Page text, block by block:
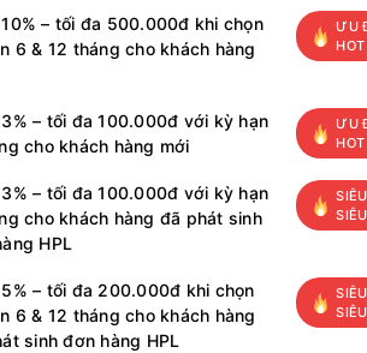
10% – tối đa 500.000đ khi chọn
6 & 12 tháng cho khách hàng
ƯU
HOT
3% – tối đa 100.000đ với kỳ hạn
cho khách hàng mới
ƯU
HOT
3% – tối đa 100.000đ với kỳ hạn
cho khách hàng đã phát sinh
HPL
5% – tối đa 200.000đ khi chọn
6 & 12 tháng cho khách hàng
sinh đơn hàng HPL